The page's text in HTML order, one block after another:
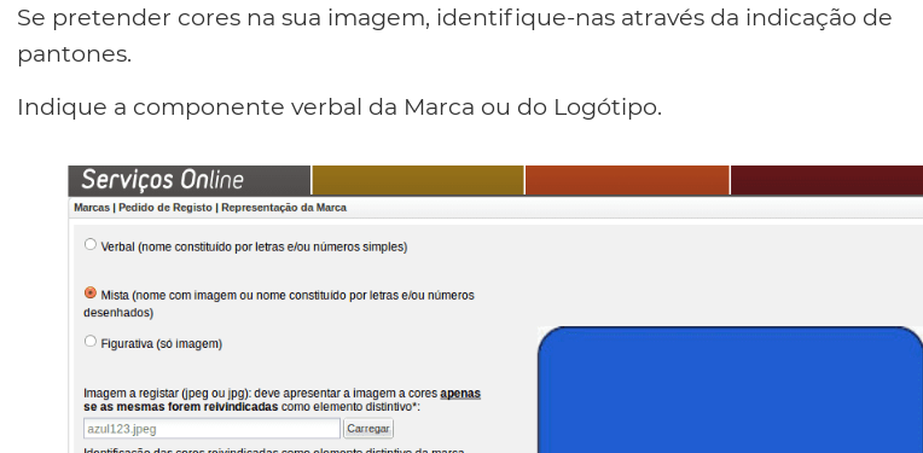
Se pretender cores na sua imagem, identifique-nas através da indicação de
pantones.
Indique a componente verbal da Marca ou do Logótipo.